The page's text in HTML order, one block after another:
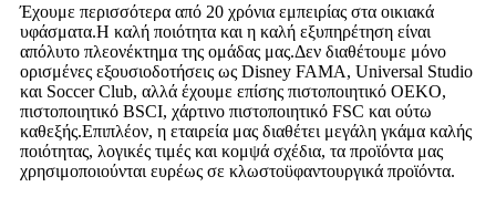
Έχουμε περισσότερα από 20 χρόνια εμπειρίας στα οικιακά
υφάσματα.Η καλή ποιότητα και η καλή εξυπηρέτηση είναι
απόλυτο πλεονέκτημα της ομάδας μας.Δεν διαθέτουμε μόνο
ορισμένες εξουσιοδοτήσεις ως Disney FAMA, Universal Studio
και Soccer Club, αλλά έχουμε επίσης πιστοποιητικό OEKO,
πιστοποιητικό BSCI, χάρτινο πιστοποιητικό FSC και ούτω
καθεξής.Επιπλέον, η εταιρεία μας διαθέτει μεγάλη γκάμα καλής
ποιότητας, λογικές τιμές και κομψά σχέδια, τα προϊόντα μας
χρησιμοποιούνται ευρέως σε κλωστοϋφαντουργικά προϊόντα.